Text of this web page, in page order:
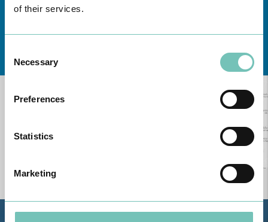
of their services.
Selection
Necessary
Preferences
Statistics
Marketing